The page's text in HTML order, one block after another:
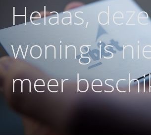
Helaas, deze
woning is
meer